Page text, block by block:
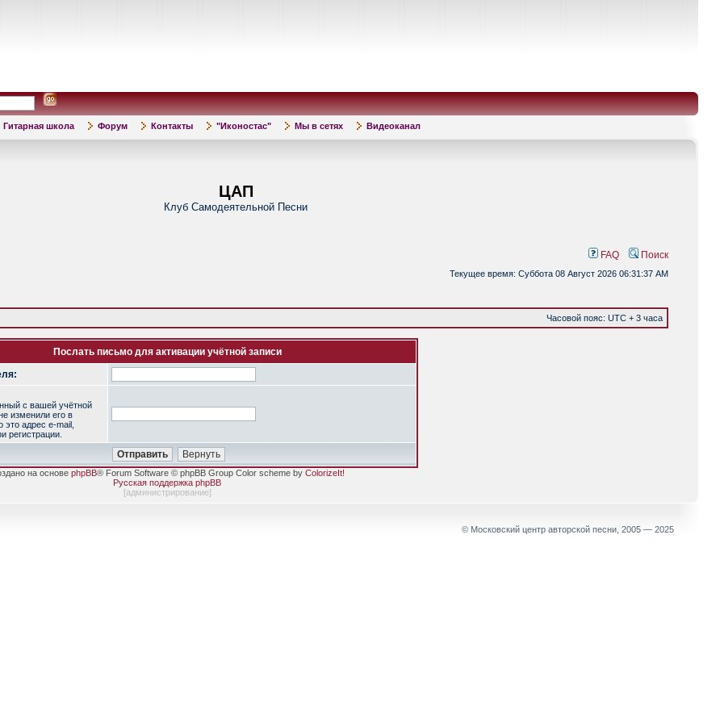
Гитарная школа Форум Контакты "Иконостас" Мы в сетях Видеоканал
ЦАП
Клуб Самодеятельной Песни
FAQ Поиск
Текущее время: Суббота 08 Август 2026 06:31:37 AM
Часовой пояс: UTC + 3 часа
Послать письмо для активации учётной записи
с вашей учётной
изменили его в
это адрес e-mail,
регистрации.
на основе phpBB® Forum Software © phpBB Group Color scheme by ColorizeIt!
Русская поддержка phpBB
[администрирование]
© Московский центр авторской песни, 2005 — 2025